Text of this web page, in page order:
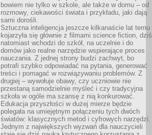
bowiem nie tylko w szkole, ale także w domu – od
rozmowy, ciekawości świata i przykładu, jaki dają
sami dorośli.
Sztuczna inteligencja jeszcze kilkanaście lat temu
kojarzyła się głównie z filmami science fiction, dziś
natomiast wchodzi do szkół, na uczelnie i do
domów jako realne narzędzie wspierające proces
nauczania. Z jednej strony budzi zachwyt, bo
potrafi szybko odpowiadać na pytania, generować
treści i pomagać w rozwiązywaniu problemów. Z
drugiej – wywołuje obawy, czy uczniowie nie
przestaną samodzielnie myśleć i czy tradycyjna
szkoła w ogóle ma szansę z nią konkurować.
Edukacja przyszłości w dużej mierze będzie
polegała na umiejętnym połączeniu tych dwóch
światów: klasycznych metod i cyfrowych narzędzi.
Jednym z największych wyzwań dla nauczycieli